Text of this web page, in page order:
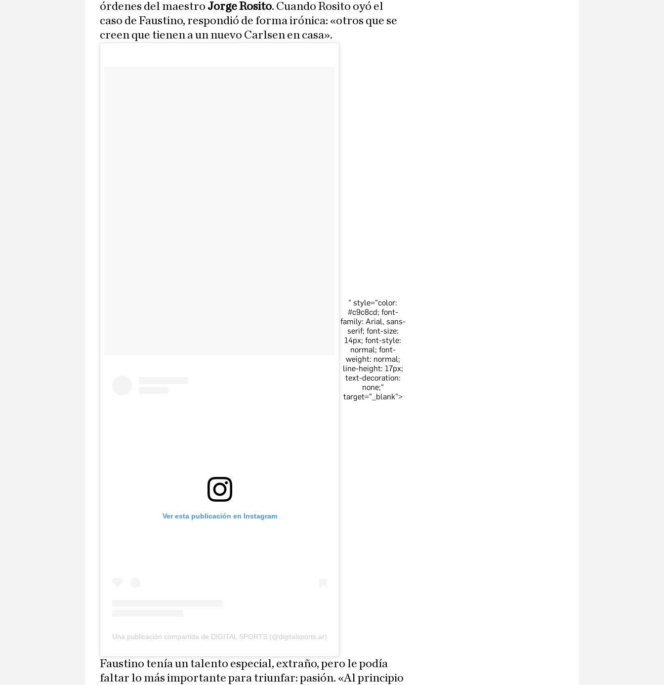
órdenes del maestro Jorge Rosito. Cuando Rosito oyó el
caso de Faustino, respondió de forma irónica: «otros que se
creen que tienen a un nuevo Carlsen en casa».
Ver esta publicación en Instagram
Una publicación compartida de DIGITAL SPORTS (@digitalsports.ar)
" style="color:
#c9c8cd; font-
family: Arial, sans-
serif; font-size:
14px; font-style:
normal; font-
weight: normal;
line-height: 17px;
text-decoration:
none;"
target="_blank">
Faustino tenía un talento especial, extraño, pero le podía
faltar lo más importante para triunfar: pasión. «Al principio